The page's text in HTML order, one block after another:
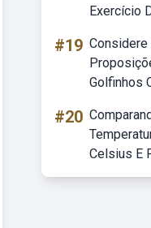
Exercício
#19
Golfinhos
#20
Celsius E